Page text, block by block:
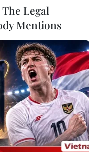
buôn ma túy
3 người chết
X nêu rõ con tàu trên
khủng bố điều
hàng hải bị nghi là
Legal
Mentions